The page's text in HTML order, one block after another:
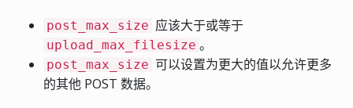
post_max_size 应该大于或等于
upload_max_filesize 。
post_max_size 可以设置为更大的值以允许更多
的其他 POST 数据。